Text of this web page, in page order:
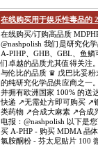
在线购买用于娱乐性毒品的
在线购买/订购高品质
@nashpolish 我们是研究化
A-PIHP、GHB、GBL、鱼
们卓越的品质尤其值得关注
与伦比的品质 ♛ 戊巴比妥粉
的纯研究化学品供应商之一
并拥有欧洲国家 100% 的送
快递 ↗️无需处方即可购买 ↗️
类药物 ↗️合成大麻素 ↗️合成
电报：@nashpolish 以下是
买 A-PHP - 购买 MDMA 晶
氯胺酮粉 - 芬太尼贴片 100